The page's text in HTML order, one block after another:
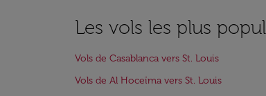
Les vols les plus
Vols de Casablanca vers St. Louis
Vols de Al Hoceïma vers St. Louis